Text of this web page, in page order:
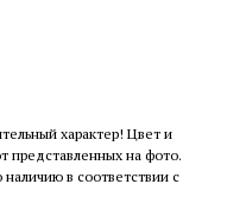
характер! Цвет и
представленных на фото.
в соответствии с